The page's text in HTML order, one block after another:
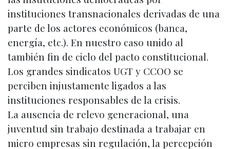
instituciones transnacionales derivadas de una
parte de los actores económicos (banca,
energía, etc.). En nuestro caso unido al
también fin de ciclo del pacto constitucional.
Los grandes sindicatos UGT y CCOO se
perciben injustamente ligados a las
instituciones responsables de la crisis.
La ausencia de relevo generacional, una
juventud sin trabajo destinada a trabajar en
micro empresas sin regulación, la percepción